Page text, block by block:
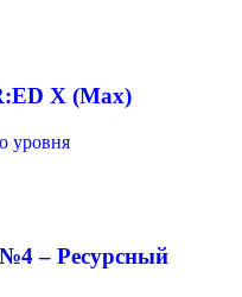
X (Max)
уровня
– Ресурсный